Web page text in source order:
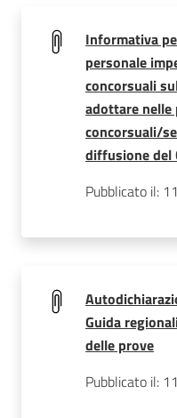
Informativa
personale
concorsuali
adottare nelle
concorsuali/
diffusione del
Pubblicato il:
Guida
delle prove
Pubblicato il: